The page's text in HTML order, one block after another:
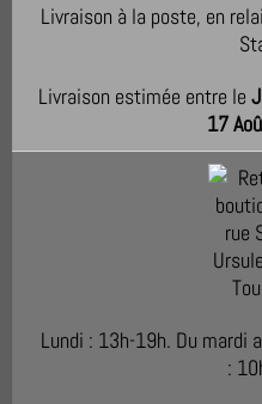
Livraison à la poste, en
Livraison estimée entre le
17
Lundi : 13h-19h. Du mardi
: